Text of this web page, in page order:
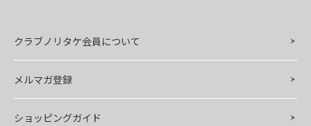
クラブノリタケ会員について
メルマガ登録
ショッピングガイド